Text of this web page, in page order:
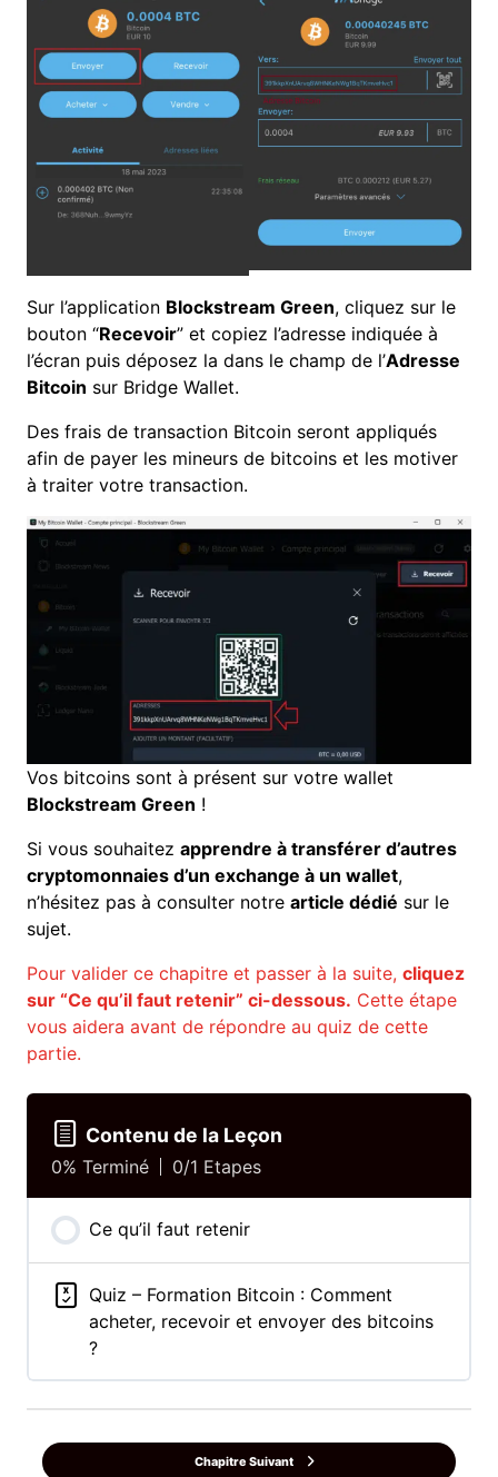
Sur l’application Blockstream Green, cliquez sur le
bouton “Recevoir” et copiez l’adresse indiquée à
l’écran puis déposez la dans le champ de l’Adresse
Bitcoin sur Bridge Wallet.
Des frais de transaction Bitcoin seront appliqués
afin de payer les mineurs de bitcoins et les motiver
à traiter votre transaction.
Vos bitcoins sont à présent sur votre wallet
Blockstream Green !
Si vous souhaitez apprendre à transférer d’autres
cryptomonnaies d’un exchange à un wallet,
n’hésitez pas à consulter notre article dédié sur le
sujet.
Pour valider ce chapitre et passer à la suite, cliquez
sur “Ce qu’il faut retenir” ci-dessous. Cette étape
vous aidera avant de répondre au quiz de cette
partie.
Contenu de la Leçon
0% Terminé 0/1 Etapes
Ce qu’il faut retenir
Quiz – Formation Bitcoin : Comment
acheter, recevoir et envoyer des bitcoins
?
Chapitre Suivant